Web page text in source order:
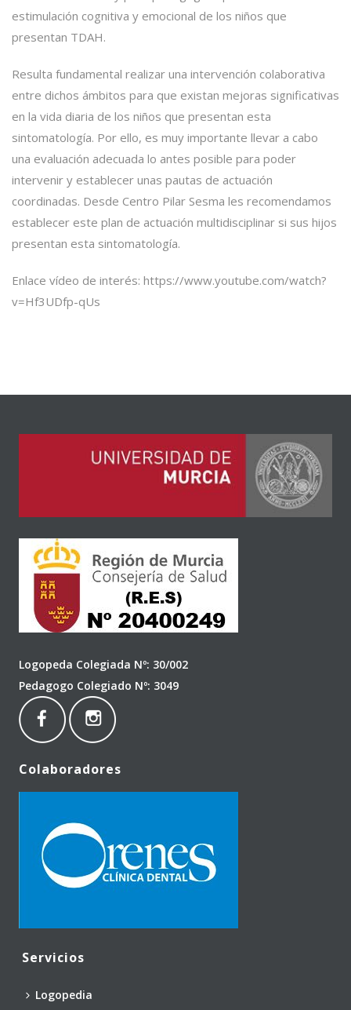
estimulación cognitiva y emocional de los niños que
presentan TDAH.
Resulta fundamental realizar una intervención colaborativa
entre dichos ámbitos para que existan mejoras significativas
en la vida diaria de los niños que presentan esta
sintomatología. Por ello, es muy importante llevar a cabo
una evaluación adecuada lo antes posible para poder
intervenir y establecer unas pautas de actuación
coordinadas. Desde Centro Pilar Sesma les recomendamos
establecer este plan de actuación multidisciplinar si sus hijos
presentan esta sintomatología.
Enlace vídeo de interés: https://www.youtube.com/watch?
v=Hf3UDfp-qUs
Logopeda Colegiada Nº: 30/002
Pedagogo Colegiado Nº: 3049
Colaboradores
Servicios
Logopedia